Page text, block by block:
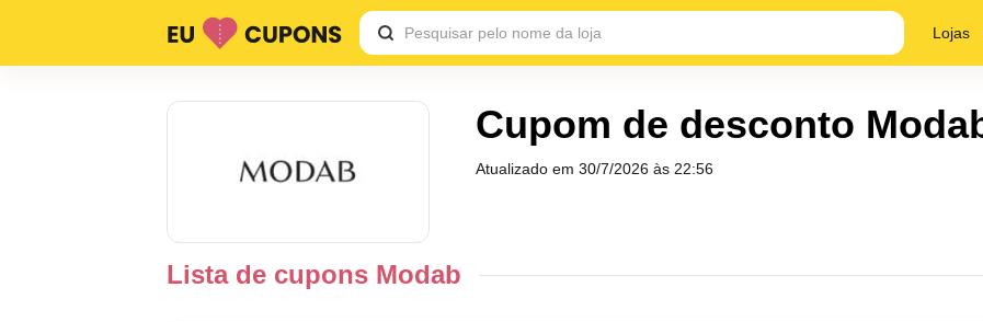
Lojas
Cupom de desconto
Atualizado em30/7/2026 às 22:56
Lista de cupons Modab